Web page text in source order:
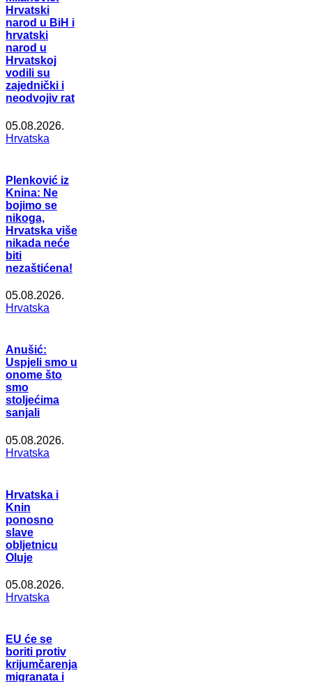
Hrvatski
narod u BiH i
hrvatski
narod u
Hrvatskoj
vodili su
zajednički i
neodvojiv rat
05.08.2026.
Hrvatska
Plenković iz
Knina: Ne
bojimo se
nikoga,
Hrvatska više
nikada neće
biti
nezaštićena!
05.08.2026.
Hrvatska
Anušić:
Uspjeli smo u
onome što
smo
stoljećima
sanjali
05.08.2026.
Hrvatska
Hrvatska i
Knin
ponosno
slave
obljetnicu
Oluje
05.08.2026.
Hrvatska
EU će se
boriti protiv
krijumčarenja
migranata i